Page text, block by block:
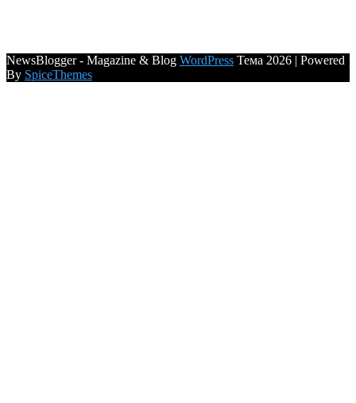
NewsBlogger - Magazine & Blog WordPress Тема 2026 | Powered
By SpiceThemes